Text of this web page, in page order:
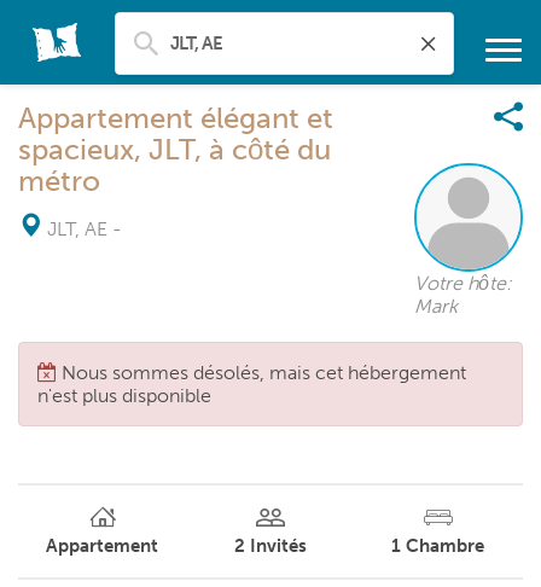
Appartement élégant et
spacieux, JLT, à côté du
métro
JLT, AE -
Votre hôte:
Mark
Nous sommes désolés, mais cet hébergement
n'est plus disponible
Appartement 2 Invités 1 Chambre